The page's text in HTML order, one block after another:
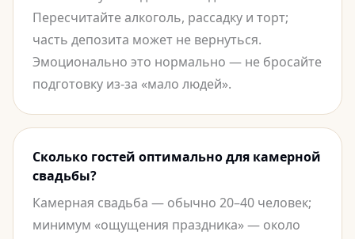
Пересчитайте алкоголь, рассадку и торт;
часть депозита может не вернуться.
Эмоционально это нормально — не бросайте
подготовку из-за «мало людей».
Сколько гостей оптимально для камерной
свадьбы?
Камерная свадьба — обычно 20–40 человек;
минимум «ощущения праздника» — около